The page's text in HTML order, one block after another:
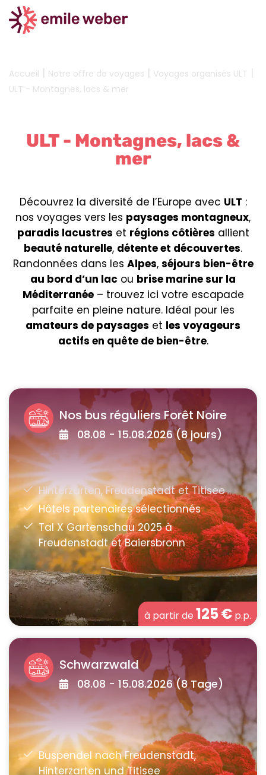
Accueil | Notre offre de voyages | Voyages organisés ULT |
ULT - Montagnes, lacs & mer
ULT - Montagnes, lacs &
mer
Découvrez la diversité de l’Europe avec ULT :
nos voyages vers les paysages montagneux,
paradis lacustres et régions côtières allient
beauté naturelle, détente et découvertes.
Randonnées dans les Alpes, séjours bien-être
au bord d’un lac ou brise marine sur la
Méditerranée– trouvez ici votre escapade
parfaite en pleine nature. Idéal pour les
amateurs de paysages et les voyageurs
actifs en quête de bien-être.
Nos bus réguliers Forêt Noire
08.08 - 15.08.2026 (8 jours)
à partir de 125€ p.p.
Schwarzwald
08.08 - 15.08.2026 (8 Tage)